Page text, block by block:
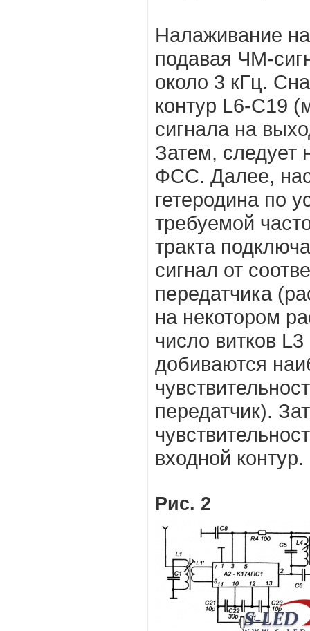
Налаживание
подавая ЧМ-
около 3 кГц.
контур L6-C19
сигнала на
Затем, следует
ФСС. Далее,
гетеродина по
требуемой
тракта
сигнал от
передатчика
на некотором
число витков
добиваются
передатчик).
входной контур.
Рис. 2